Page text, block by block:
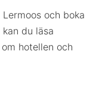
och boka
du läsa
hotellen och